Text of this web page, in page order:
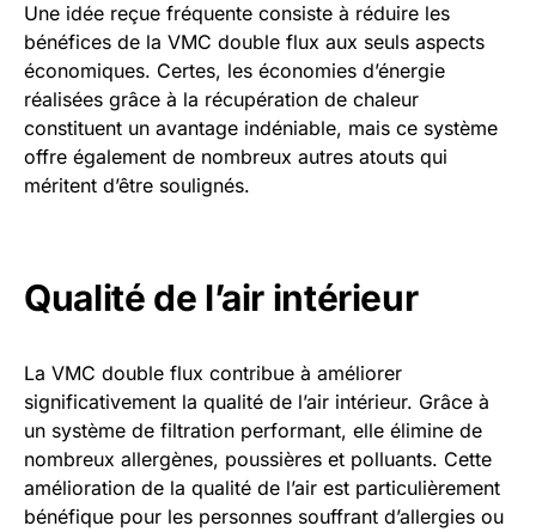
Une idée reçue fréquente consiste à réduire les
bénéfices de la VMC double flux aux seuls aspects
économiques. Certes, les économies d’énergie
réalisées grâce à la récupération de chaleur
constituent un avantage indéniable, mais ce système
offre également de nombreux autres atouts qui
méritent d’être soulignés.
Qualité de l’air intérieur
La VMC double flux contribue à améliorer
significativement la qualité de l’air intérieur. Grâce à
un système de filtration performant, elle élimine de
nombreux allergènes, poussières et polluants. Cette
amélioration de la qualité de l’air est particulièrement
bénéfique pour les personnes souffrant d’allergies ou